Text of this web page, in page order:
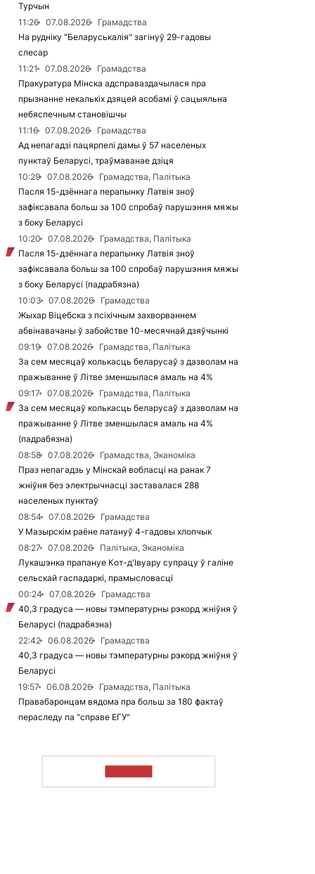
Турчын
11:26
07.08.2026
Грамадства
На рудніку "Беларуськалія" загінуў 29-гадовы
слесар
11:21
07.08.2026
Грамадства
Пракуратура Мінска адсправаздачылася пра
прызнанне некалькіх дзяцей асобамі ў сацыяльна
небяспечным становішчы
11:16
07.08.2026
Грамадства
Ад непагадзі пацярпелі дамы ў 57 населеных
пунктаў Беларусі, траўмаванае дзіця
10:29
07.08.2026
Грамадства, Палітыка
Пасля 15-дзённага перапынку Латвія зноў
зафіксавала больш за 100 спробаў парушэння мяжы
з боку Беларусі
10:20
07.08.2026
Грамадства, Палітыка
Пасля 15-дзённага перапынку Латвія зноў
зафіксавала больш за 100 спробаў парушэння мяжы
з боку Беларусі (падрабязна)
10:03
07.08.2026
Грамадства
Жыхар Віцебска з псіхічным захворваннем
абвінавачаны ў забойстве 10-месячнай дзяўчынкі
09:19
07.08.2026
Грамадства, Палітыка
За сем месяцаў колькасць беларусаў з дазволам на
пражыванне ў Літве зменшылася амаль на 4%
09:17
07.08.2026
Грамадства, Палітыка
За сем месяцаў колькасць беларусаў з дазволам на
пражыванне ў Літве зменшылася амаль на 4%
(падрабязна)
08:58
07.08.2026
Грамадства, Эканоміка
Праз непагадзь у Мінскай вобласці на ранак 7
жніўня без электрычнасці заставалася 288
населеных пунктаў
08:54
07.08.2026
Грамадства
У Мазырскім раёне патануў 4-гадовы хлопчык
08:27
07.08.2026
Палітыка, Эканоміка
Лукашэнка прапануе Кот-д'Івуару супрацу ў галіне
сельскай гаспадаркі, прамысловасці
00:24
07.08.2026
Грамадства
40,3 градуса — новы тэмпературны рэкорд жніўня ў
Беларусі (падрабязна)
22:42
06.08.2026
Грамадства
40,3 градуса — новы тэмпературны рэкорд жніўня ў
Беларусі
19:57
06.08.2026
Грамадства, Палітыка
Правабаронцам вядома пра больш за 180 фактаў
пераследу па "справе ЕГУ"